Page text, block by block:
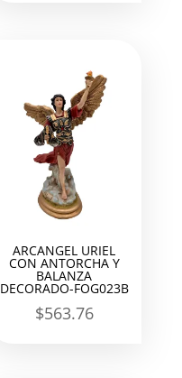
ARCANGEL URIEL
CON ANTORCHA Y
BALANZA
DECORADO-FOG023B
$563.76